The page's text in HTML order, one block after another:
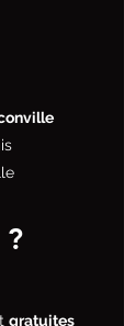
gratuites